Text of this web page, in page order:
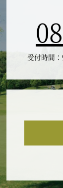
受付時間